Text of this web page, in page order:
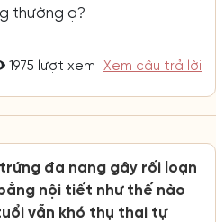
thường ạ?
1975 lượt xem Xem câu trả lời
đa nang gây rối loạn
nội tiết như thế nào
vẫn khó thụ thai tự